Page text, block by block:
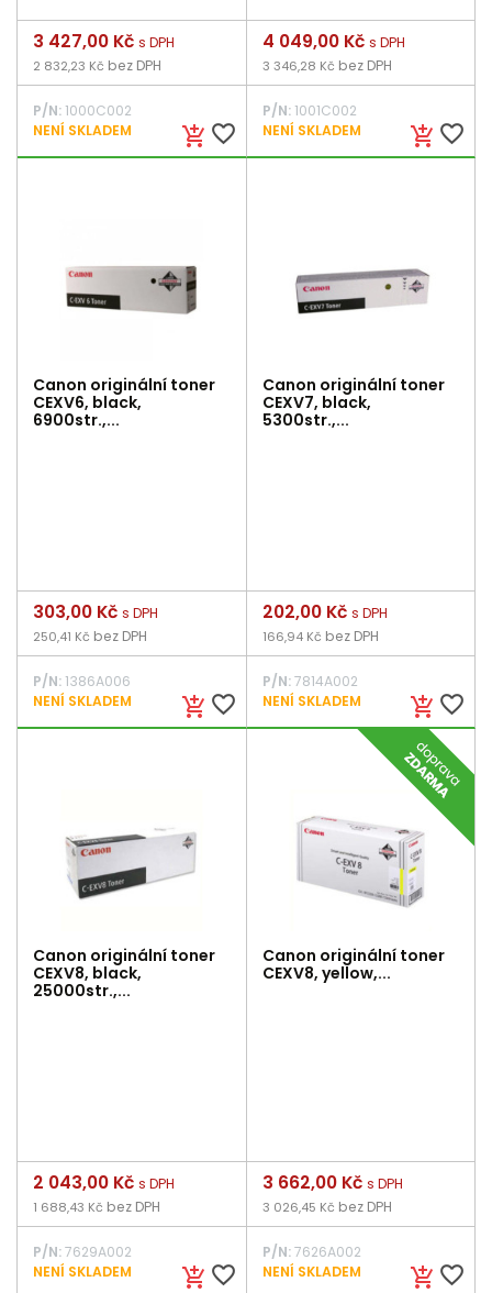
add_shopping_cart favorite_border
Cena
3 427,00 Kč s DPH
2 832,23 Kč bez DPH
P/N: 1000C002
NENÍ SKLADEM
add_shopping_cart favorite_border
Cena
4 049,00 Kč s DPH
3 346,28 Kč bez DPH
P/N:1001C002
NENÍ SKLADEM
Canon originální toner
CEXV6, black,
6900str.,...
add_shopping_cart favorite_border
Cena
303,00 Kč s DPH
250,41 Kč bez DPH
P/N: 1386A006
NENÍ SKLADEM
Canon originální toner
CEXV7, black,
5300str.,...
add_shopping_cart favorite_border
Cena
202,00 Kč s DPH
166,94 Kč bez DPH
P/N:7814A002
NENÍ SKLADEM
Canon originální toner
CEXV8, black,
25000str.,...
add_shopping_cart favorite_border
Cena
2 043,00 Kč s DPH
1 688,43 Kč bez DPH
P/N:7629A002
NENÍ SKLADEM
Canon originální toner
CEXV8, yellow,...
add_shopping_cart favorite_border
Cena
3 662,00 Kč s DPH
3 026,45 Kč bez DPH
P/N:7626A002
NENÍ SKLADEM